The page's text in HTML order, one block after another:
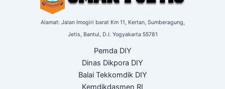
Alamat: Jalan Imogiri barat Km 11, Kertan, Sumberagung,
Jetis, Bantul, D.I. Yogyakarta 55781
Pemda DIY
Dinas Dikpora DIY
Balai Tekkomdik DIY
Kemdikdasmen RI